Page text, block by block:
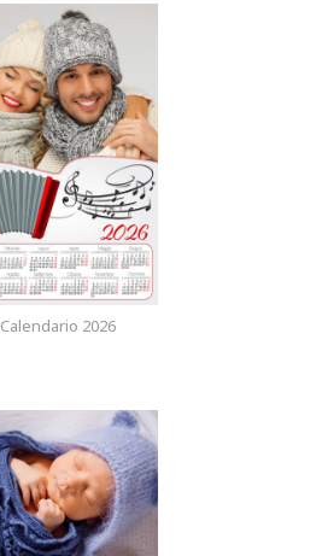
Calendario 2026